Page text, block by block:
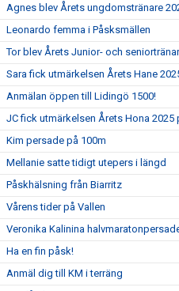
Agnes blev Årets ungdomstränare
Leonardo femma i Påsksmällen
Tor blev Årets Junior- och
Sara fick utmärkelsen Årets Hane
Anmälan öppen till Lidingö 1500!
JC fick utmärkelsen Årets Hona 2025
Kim persade på 100m
Mellanie satte tidigt utepers i längd
Påskhälsning från Biarritz
Vårens tider på Vallen
Veronika Kalinina
Ha en fin påsk!
Anmäl dig till KM i terräng